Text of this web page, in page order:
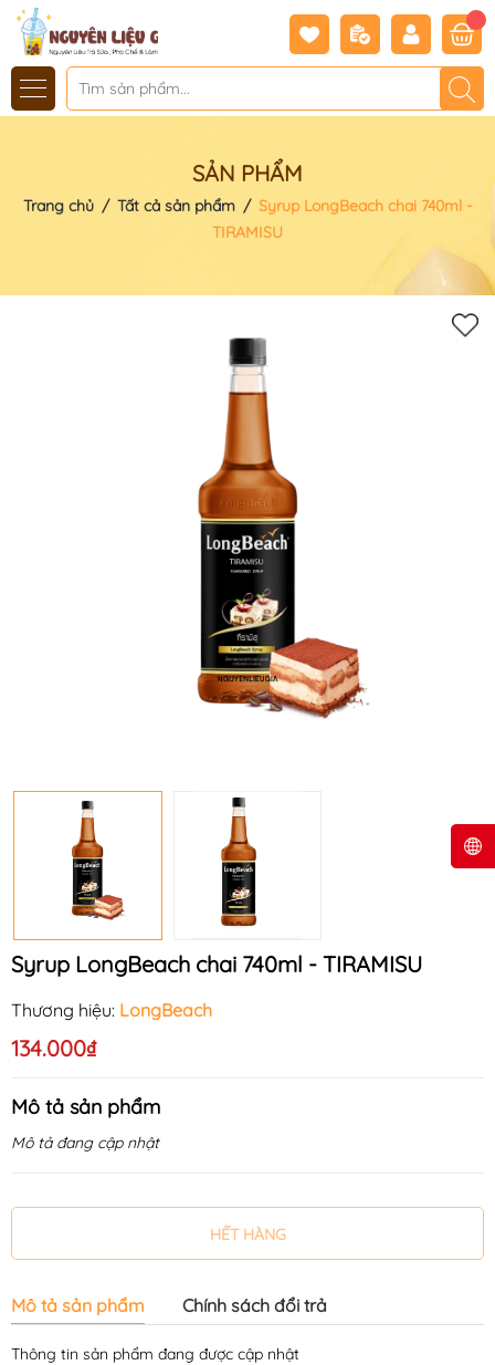
SẢN PHẨM
Trang chủ / Tất cả sản phẩm / Syrup LongBeach chai 740ml -
TIRAMISU
Syrup LongBeach chai 740ml - TIRAMISU
Thương hiệu: LongBeach
134.000₫
Mô tả sản phẩm
Mô tả đang cập nhật
HẾT HÀNG
Mô tả sản phẩm Chính sách đổi trả
Thông tin sản phẩm đang được cập nhật